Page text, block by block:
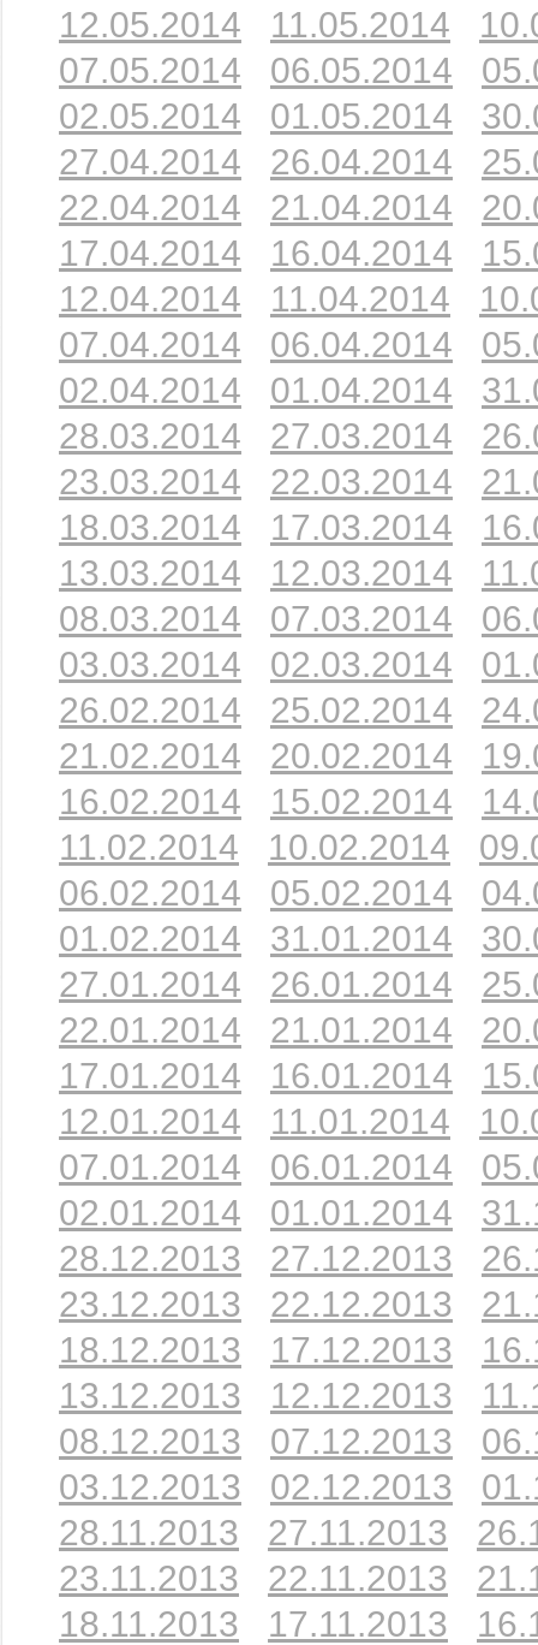
12.05.2014
11.05.2014
07.05.2014
06.05.2014
02.05.2014
01.05.2014
27.04.2014
26.04.2014
22.04.2014
21.04.2014
17.04.2014
16.04.2014
12.04.2014
11.04.2014
07.04.2014
06.04.2014
02.04.2014
01.04.2014
28.03.2014
27.03.2014
23.03.2014
22.03.2014
18.03.2014
17.03.2014
13.03.2014
12.03.2014
08.03.2014
07.03.2014
03.03.2014
02.03.2014
26.02.2014
25.02.2014
21.02.2014
20.02.2014
16.02.2014
15.02.2014
11.02.2014
10.02.2014
06.02.2014
05.02.2014
01.02.2014
31.01.2014
27.01.2014
26.01.2014
22.01.2014
21.01.2014
17.01.2014
16.01.2014
12.01.2014
11.01.2014
07.01.2014
06.01.2014
02.01.2014
01.01.2014
28.12.2013
27.12.2013
23.12.2013
22.12.2013
18.12.2013
17.12.2013
13.12.2013
12.12.2013
08.12.2013
07.12.2013
03.12.2013
02.12.2013
28.11.2013
27.11.2013
23.11.2013
22.11.2013
18.11.2013
17.11.2013